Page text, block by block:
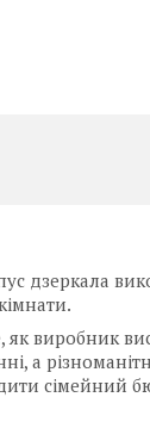
дзеркала
виробник
а
сімейний